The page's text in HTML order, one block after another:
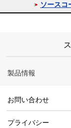
ソースコ
製品情報
お問い合わせ
プライバシー